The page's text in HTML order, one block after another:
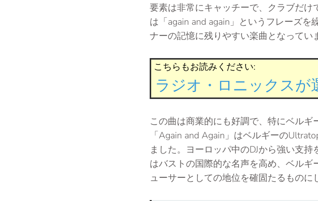
要素は非常にキャッチーで、クラブだ
は「again and again」というフレーズ
ナーの記憶に残りやすい楽曲となってい
こちらもお読みください:
ラジオ・ロニックス
この曲は商業的にも好調で、特にベルギ
「Again and Again」はベルギーの
ました。ヨーロッパ中のDJから強い支
はバストの国際的な名声を高め、ベル
ューサーとしての地位を確固たるものに